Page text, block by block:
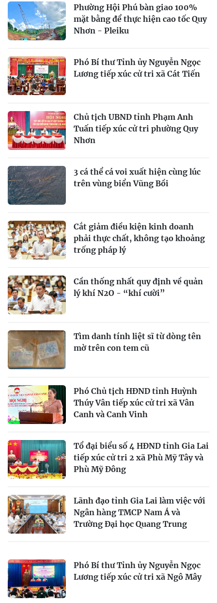
Phường Hội Phú bàn giao 100%
mặt bằng để thực hiện cao tốc Quy
Nhơn - Pleiku
Phó Bí thư Tỉnh ủy Nguyễn Ngọc
Lương tiếp xúc cử tri xã Cát Tiến
Chủ tịch UBND tỉnh Phạm Anh
Tuấn tiếp xúc cử tri phường Quy
Nhơn
3 cá thể cá voi xuất hiện cùng lúc
trên vùng biển Vũng Bồi
Cắt giảm điều kiện kinh doanh
phải thực chất, không tạo khoảng
trống pháp lý
Cần thống nhất quy định về quản
lý khí N2O - “khí cười”
Tìm danh tính liệt sĩ từ dòng tên
mờ trên con tem cũ
Phó Chủ tịch HĐND tỉnh Huỳnh
Thúy Vân tiếp xúc cử tri xã Vân
Canh và Canh Vinh
Tổ đại biểu số 4 HĐND tỉnh Gia Lai
tiếp xúc cử tri 2 xã Phù Mỹ Tây và
Phù Mỹ Đông
Lãnh đạo tỉnh Gia Lai làm việc với
Ngân hàng TMCP Nam Á và
Trường Đại học Quang Trung
Phó Bí thư Tỉnh ủy Nguyễn Ngọc
Lương tiếp xúc cử tri xã Ngô Mây